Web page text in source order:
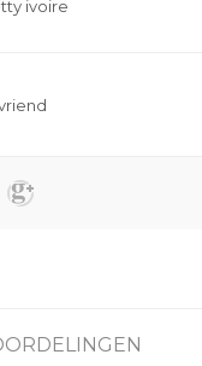
ivoire